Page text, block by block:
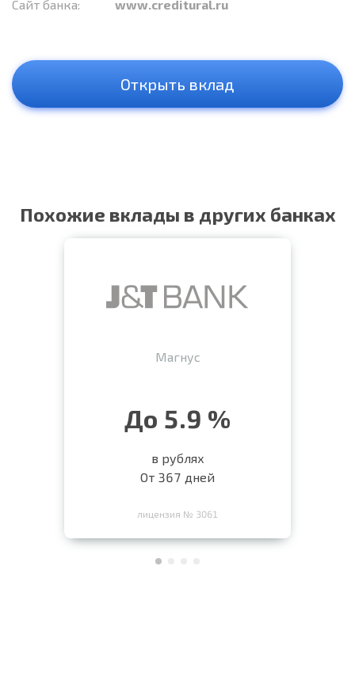
Сайт банка:
www.creditural.ru
Открыть вклад
Похожие вклады в других банках
Магнус
До 5.9 %
в рублях
От 367 дней
лицензия № 3061